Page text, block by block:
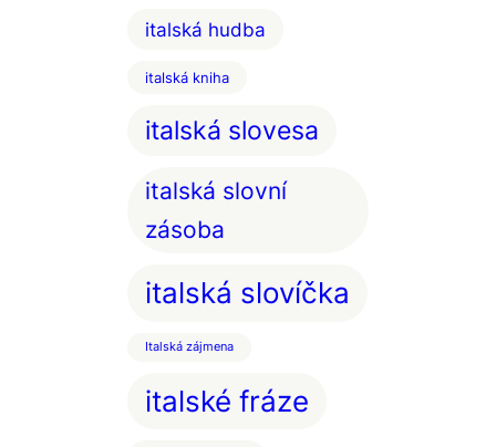
italská hudba
italská kniha
italská slovesa
italská slovní
zásoba
italská slovíčka
Italská zájmena
italské fráze